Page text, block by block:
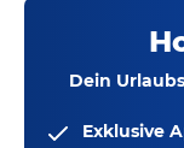
Dein
Exklusive